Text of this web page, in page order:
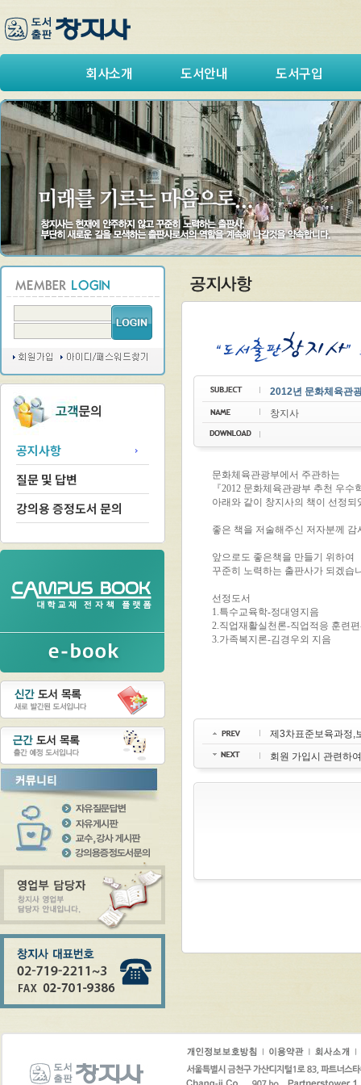
회사소개 도서안내 도서구입
공지사항
질문 및 답변
강의용 증정도서 문의
2012년 문화체육관
창지사
제3차표준보육과정,
회원 가입시 관련하